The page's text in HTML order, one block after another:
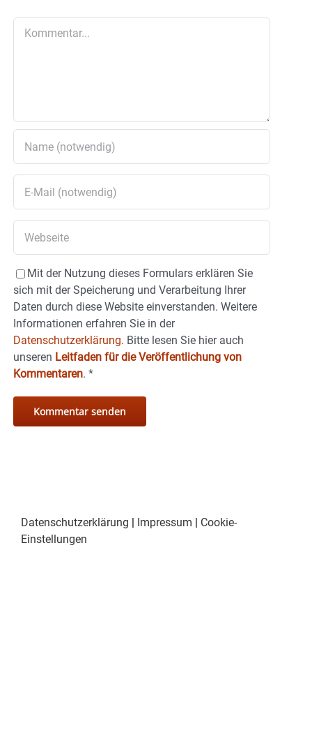
Mit der Nutzung dieses Formulars erklären Sie
sich mit der Speicherung und Verarbeitung Ihrer
Daten durch diese Website einverstanden. Weitere
Informationen erfahren Sie in der
Datenschutzerklärung. Bitte lesen Sie hier auch
unseren Leitfaden für die Veröffentlichung von
Kommentaren. *
Datenschutzerklärung Impressum
Cookie-
Einstellungen